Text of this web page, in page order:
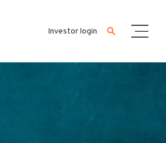
Investor login